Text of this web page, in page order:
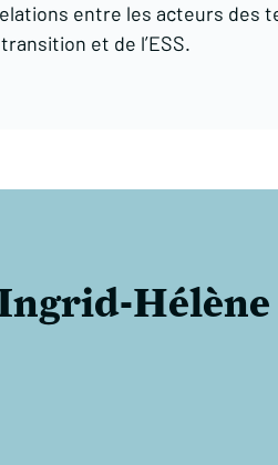
entre les acteurs des
et de l’ESS.
Hélène